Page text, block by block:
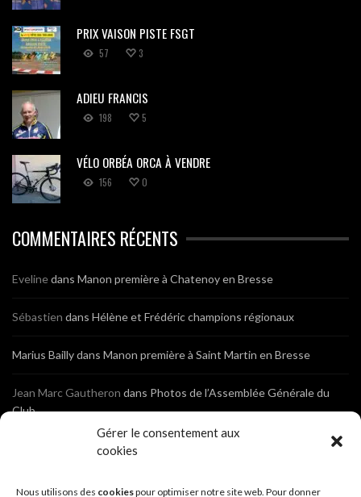
Gérer le consentement aux
cookies
Nous utilisons des cookiespour optimiser notre site web. Pour donner
PRIX VAISON PISTE FSGT
57 3
ADIEU FRANCIS
198 5
VÉLO ORBÉA ORCA À VENDRE
156 0
COMMENTAIRES RÉCENTS
Evelinedans Manon première à Chatenoy en Bresse
Sébastien dans Hélène et Frédéric champions régionaux
Marius Baillydans Manon première à Saint Martin en Bresse
Jean Marc Gautheron dans Photos de l’Assemblée Générale du
Club
Photos de l’Assemblée Générale du Club
Sébastien dans Cyclocross de Brochon (21)